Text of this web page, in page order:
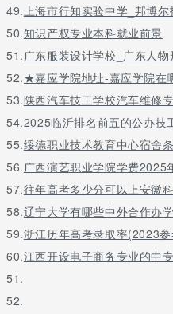
49.上海市行知实验中学_邦博尔
50.知识产权专业本科就业前景
51.广东服装设计学校_广东人
52.★嘉应学院地址-嘉应学院在
53.陕西汽车技工学校汽车维修
54.2025临沂排名前五的公办技
55.绥德职业技术教育中心宿舍
56.广西演艺职业学院学费2025
57.往年高考多少分可以上安徽
58.辽宁大学有哪些中外合作办
59.浙江历年高考录取率(2023参
60.江西开设电子商务专业的中
51.
52.